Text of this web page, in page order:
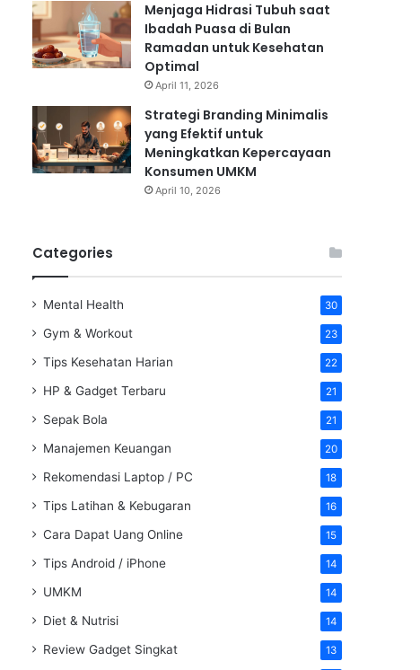
Menjaga Hidrasi Tubuh saat
Ibadah Puasa di Bulan
Ramadan untuk Kesehatan
Optimal
April 11, 2026
Strategi Branding Minimalis
yang Efektif untuk
Meningkatkan Kepercayaan
Konsumen UMKM
April 10, 2026
Categories
Mental Health 30
Gym & Workout 23
Tips Kesehatan Harian 22
HP & Gadget Terbaru 21
Sepak Bola 21
Manajemen Keuangan 20
Rekomendasi Laptop / PC 18
Tips Latihan & Kebugaran 16
Cara Dapat Uang Online 15
Tips Android / iPhone 14
UMKM 14
Diet & Nutrisi 14
Review Gadget Singkat 13